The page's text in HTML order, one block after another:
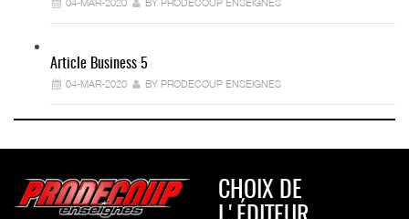
Article Business 5
04-MAR-2020 BY PRODECOUP ENSEIGNES
CHOIX DE